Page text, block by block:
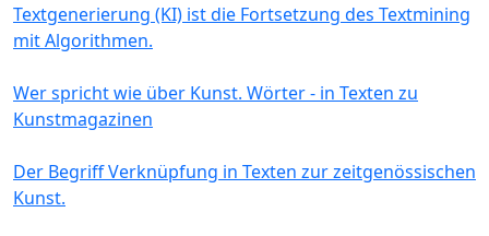
Textgenerierung (KI) ist die Fortsetzung des Textmining
mit Algorithmen.
Wer spricht wie über Kunst. Wörter - in Texten zu
Kunstmagazinen
Der Begriff Verknüpfung in Texten zur zeitgenössischen
Kunst.